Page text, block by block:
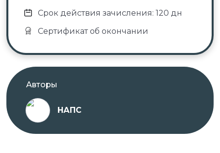
Срок действия зачисления: 120 дн
Сертификат об окончании
Авторы
НАПС